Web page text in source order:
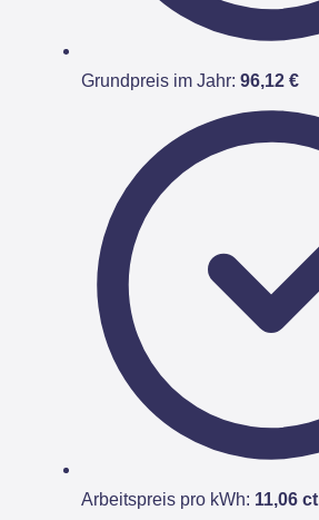
Grundpreis im Jahr: 96,12 €
Arbeitspreis pro kWh: 11,06 ct